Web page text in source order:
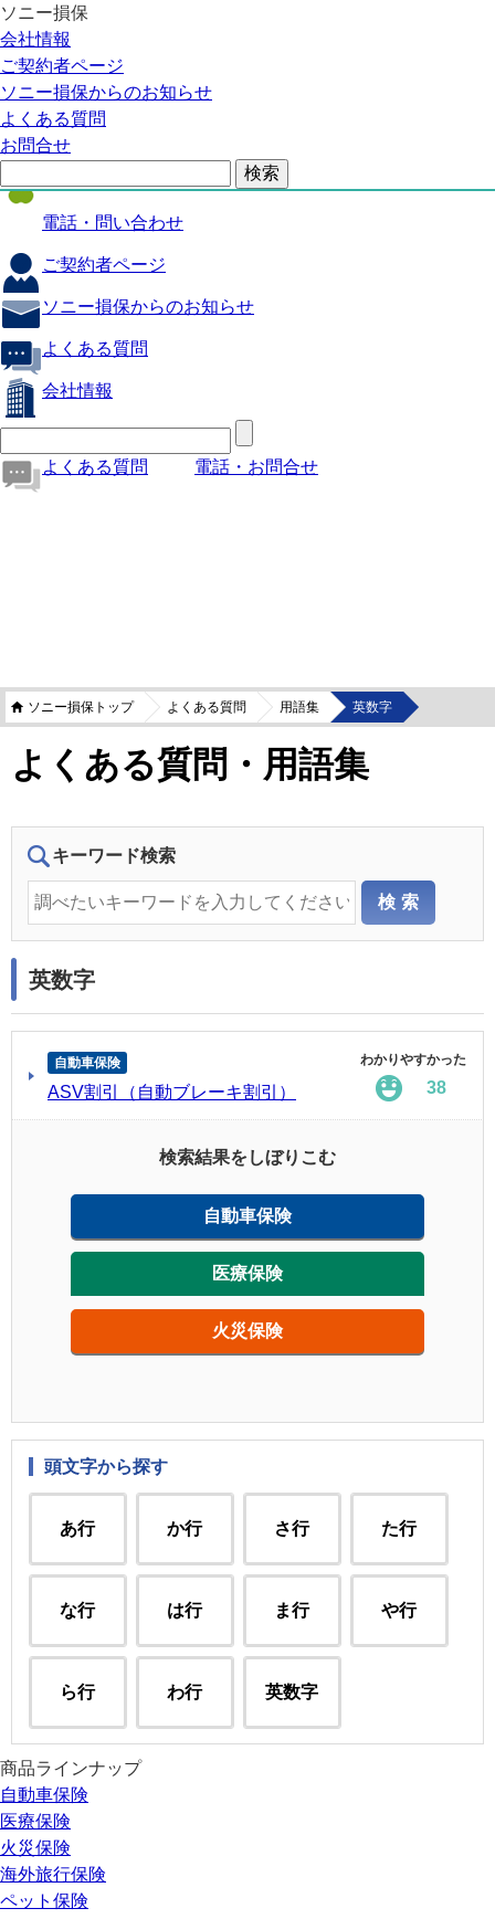
ソニー損保
会社情報
ご契約者ページ
ソニー損保からのお知らせ
よくある質問
お問合せ
自動車保険
医療保険
火災保険
海外旅行保険
電話・問い合わせ
ご契約者ページ
ソニー損保からのお知らせ
よくある質問
会社情報
よくある質問 電話・お問合せ
ソニー損保トップ よくある質問 用語集 英数字
よくある質問・用語集
キーワード検索
英数字
自動車保険
ASV割引（自動ブレーキ割引）
わかりやすかった
38
検索結果をしぼりこむ
自動車保険
医療保険
火災保険
頭文字から探す
あ行 か行 さ行 た行
な行 は行 ま行 や行
ら行 わ行 英数字
商品ラインナップ
自動車保険
医療保険
火災保険
海外旅行保険
ペット保険